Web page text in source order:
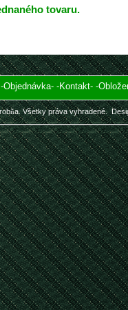
tovaru.
ňa. Všetky práva vyhradené.
-Objednávka- -Kontakt- -